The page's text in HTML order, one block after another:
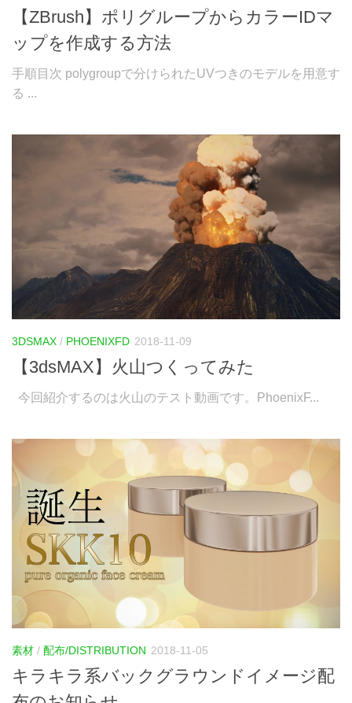
【ZBrush】ポリグループからカラーIDマ
ップを作成する方法
手順目次 polygroupで分けられたUVつきのモデルを用意す
る ...
3DSMAX / PHOENIXFD 2018-11-09
【3dsMAX】火山つくってみた
今回紹介するのは火山のテスト動画です。PhoenixF...
素材 / 配布/DISTRIBUTION 2018-11-05
キラキラ系バックグラウンドイメージ配